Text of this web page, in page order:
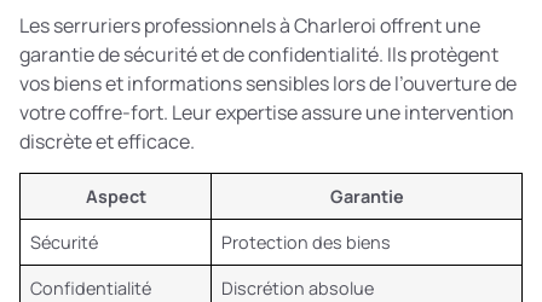
Les serruriers professionnels à Charleroi offrent une
garantie de sécurité et de confidentialité. Ils protègent
vos biens et informations sensibles lors de l’ouverture de
votre coffre-fort. Leur expertise assure une intervention
discrète et efficace.
Aspect
Garantie
Sécurité
Protection des biens
Confidentialité
Discrétion absolue